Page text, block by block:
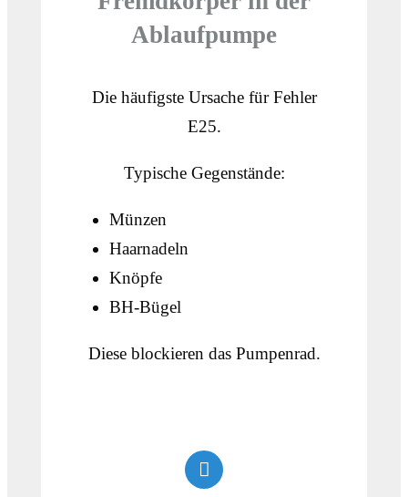
Ablaufpumpe
Die häufigste Ursache für Fehler
E25.
Typische Gegenstände:
Münzen
Haarnadeln
Knöpfe
BH-Bügel
Diese blockieren das Pumpenrad.